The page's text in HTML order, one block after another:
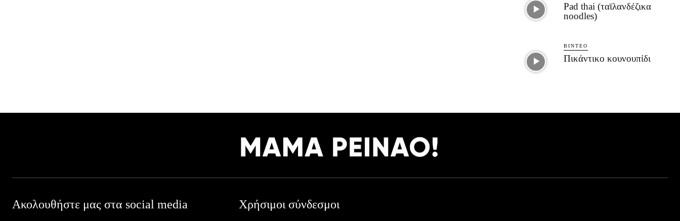
Pad thai (ταϊλανδέζικα
noodles)
ΒΊΝΤΕΟ
Πικάντικο κουνουπίδι
Ακολουθήστε μας στα social media Χρήσιμοι σύνδεσμοι